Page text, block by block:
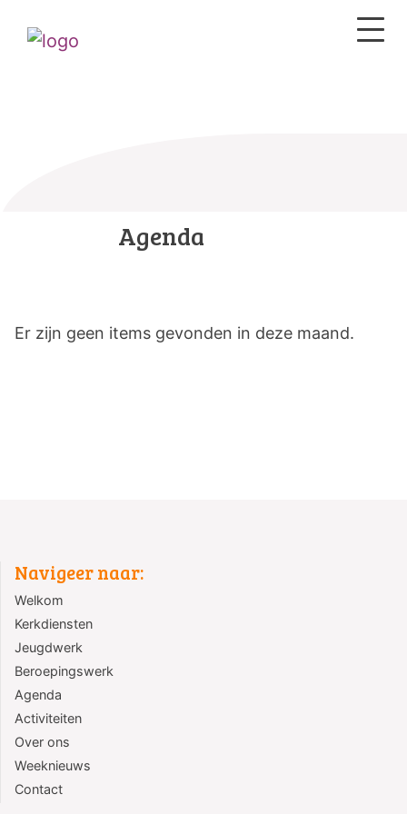
Agenda
Er zijn geen items gevonden in deze maand.
Navigeer naar:
Welkom
Kerkdiensten
Jeugdwerk
Beroepingswerk
Agenda
Activiteiten
Over ons
Weeknieuws
Contact